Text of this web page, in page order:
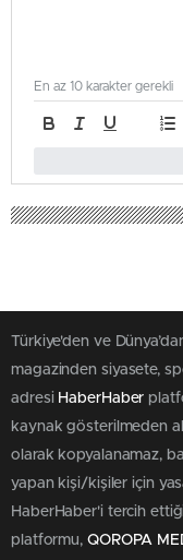
En az 10 karakter gerekli
Patlaması:
Edilecek!